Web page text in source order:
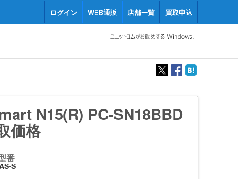
ログイン WEB通販 店舗一覧 買取申込
N15(R) PC-SN18BBD
価格
番
S